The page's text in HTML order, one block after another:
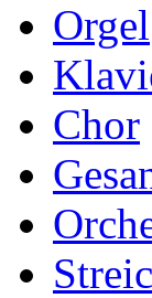
Orgel
Chor